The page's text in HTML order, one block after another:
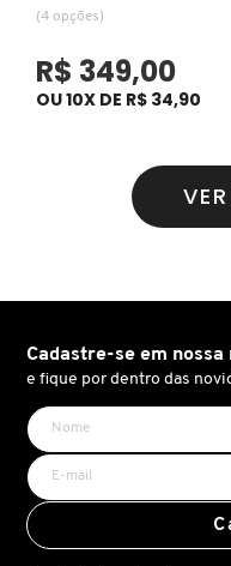
LACOSTE
LA MER
LOEWE
(4 opções)
R$ 349,00
OU 10X DE R$ 34,90
Cadastre-se em
e fique por dentro das